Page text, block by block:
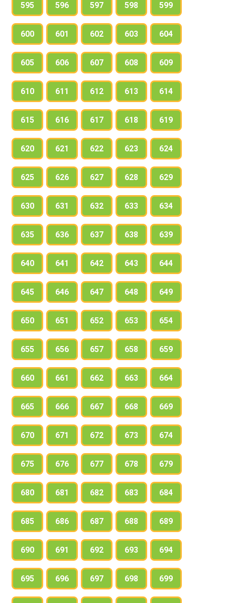
595 596 597 598 599
600 601 602 603 604
605 606 607 608 609
610 611 612 613 614
615 616 617 618 619
620 621 622 623 624
625 626 627 628 629
630 631 632 633 634
635 636 637 638 639
640 641 642 643 644
645 646 647 648 649
650 651 652 653 654
655 656 657 658 659
660 661 662 663 664
665 666 667 668 669
670 671 672 673 674
675 676 677 678 679
680 681 682 683 684
685 686 687 688 689
690 691 692 693 694
695 696 697 698 699